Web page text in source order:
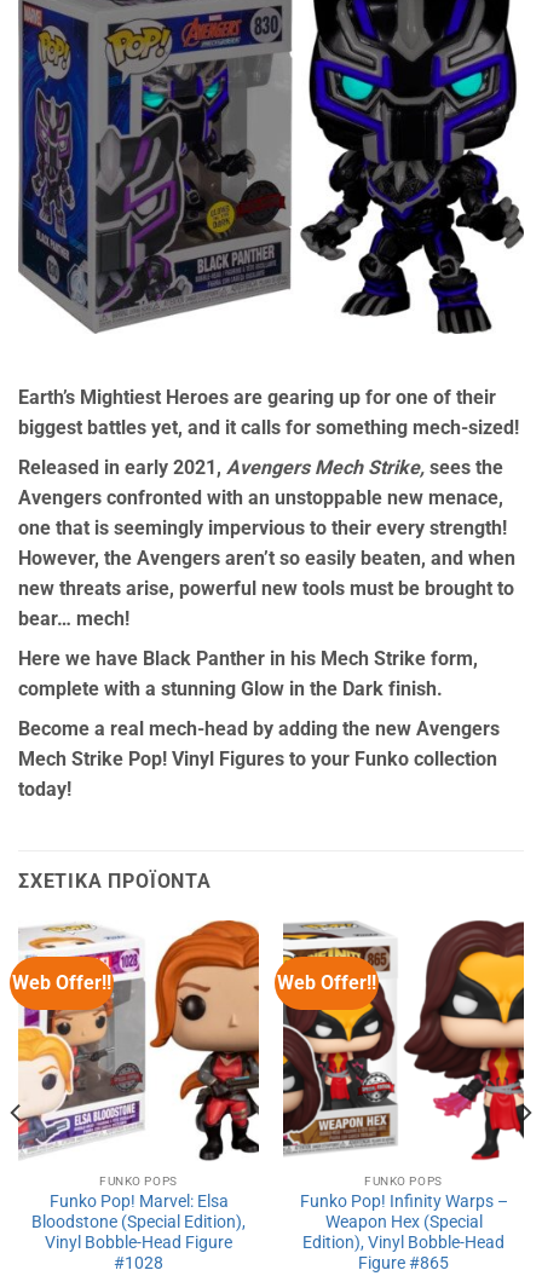
Earth’s Mightiest Heroes are gearing up for one of their
biggest battles yet, and it calls for something mech-sized!
Released in early 2021, Avengers Mech Strike, sees the
Avengers confronted with an unstoppable new menace,
one that is seemingly impervious to their every strength!
However, the Avengers aren’t so easily beaten, and when
new threats arise, powerful new tools must be brought to
bear… mech!
Here we have Black Panther in his Mech Strike form,
complete with a stunning Glow in the Dark finish.
Become a real mech-head by adding the new Avengers
Mech Strike Pop! Vinyl Figures to your Funko collection
today!
ΣΧΕΤΙΚΆ ΠΡΟΪΌΝΤΑ
Web Offer!!
FUNKO POPS
Funko Pop! Marvel: Elsa
Bloodstone (Special Edition),
Vinyl Bobble-Head Figure
#1028
Web Offer!!
FUNKO POPS
Funko Pop! Infinity Warps –
Weapon Hex (Special
Edition), Vinyl Bobble-Head
Figure #865